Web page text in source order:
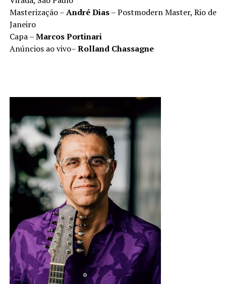
Masterização –AndréDias– Postmodern Master, Rio de
Janeiro
Capa –Marcos Portinari
Anúncios ao vivo–Rolland Chassagne